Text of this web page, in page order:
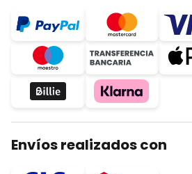
Envíos realizados con